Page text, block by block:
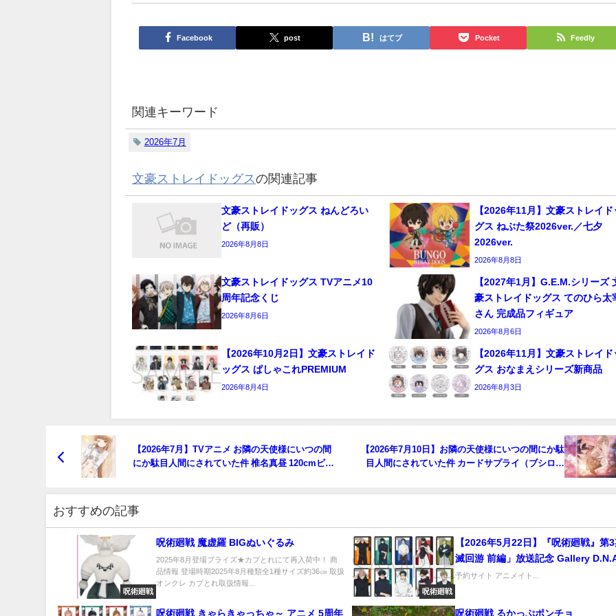
Facebook post はてブ Pocket Feedly
関連キーワード
2026年7月
文豪ストレイドッグスの関連記事
文豪ストレイドッグス ねんどろい
ど（再販）
2026年8月8日
【2026年11月】文豪ストレイド
グス ねぶた祭2026ver.／七夕
2026ver.
2026年8月8日
文豪ストレイドッグス TVアニメ10
周年記念くじ
2026年8月6日
【2027年1月】G.E.M.シリーズ
豪ストレイドッグス てのひら太
さん 完成品フィギュア
2026年8月6日
【2026年10月2日】文豪ストレイド
ッグス ぱしゃこれPREMIUM
2026年8月4日
【2026年11月】文豪ストレイド
グス おなまえシリーズ新商品
2026年8月3日
【2026年7月】TVアニメ お隣の天使様にいつの間
にか駄目人間にされていた件 椎名真昼 120cmビッ
【2026年7月10日】お隣の天使様にいつの間にか駄
目人間にされていた件 カードサプライ（ブシロー
おすすめの記事
呪術廻戦
呪術廻戦 魔虚羅 BIGぬいぐるみ
2025年8月登場プライズ★カプとれにて再入荷中！ 商
品情報 登場時期2025年8月種類全1種サイズ約36㎝ 取扱
オンクレ カプとれ取扱情報...
呪術廻戦
【2026年5月22日】『呪術廻戦』第
滅回游 前編」放送記念 Gallery
販売商品（再販）
予約サイト アニメイト...
呪術廻戦 きゃらきゃっちゃ～ アニメ 5周年 呪術廻戦 るかっぷポンチョ